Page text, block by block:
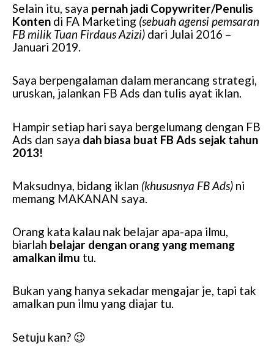
Selain itu, saya pernah jadi Copywriter/Penulis
Konten di FA Marketing (sebuah agensi pemsaran
FB milik Tuan Firdaus Azizi) dari Julai 2016 –
Januari 2019.
Saya berpengalaman dalam merancang strategi,
uruskan, jalankan FB Ads dan tulis ayat iklan.
Hampir setiap hari saya bergelumang dengan FB
Ads dan saya dah biasa buat FB Ads sejak tahun
2013!
Maksudnya, bidang iklan (khususnya FB Ads) ni
memang MAKANAN saya.
Orang kata kalau nak belajar apa-apa ilmu,
biarlah belajar dengan orang yang memang
amalkan ilmu tu.
Bukan yang hanya sekadar mengajar je, tapi tak
amalkan pun ilmu yang diajar tu.
Setuju kan? 😉